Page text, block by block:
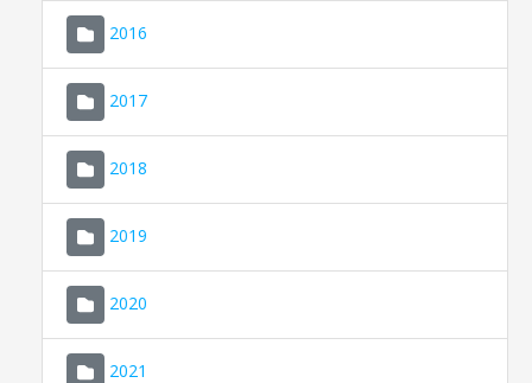
2016
2017
2018
2019
2020
2021